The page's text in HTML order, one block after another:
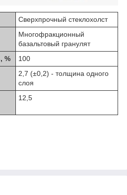
Сверхпрочный стеклохолст
Многофракционный
базальтовый гранулят
%
100
2,7 (±0,2) - толщина одного
слоя
12,5